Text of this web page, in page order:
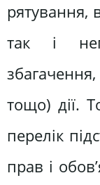
рятування,
так і
тощо) дії.
перелік
прав і